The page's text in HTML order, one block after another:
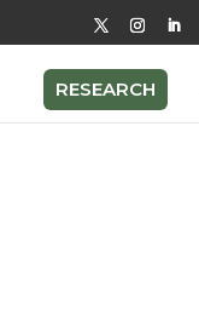
RESEARCH